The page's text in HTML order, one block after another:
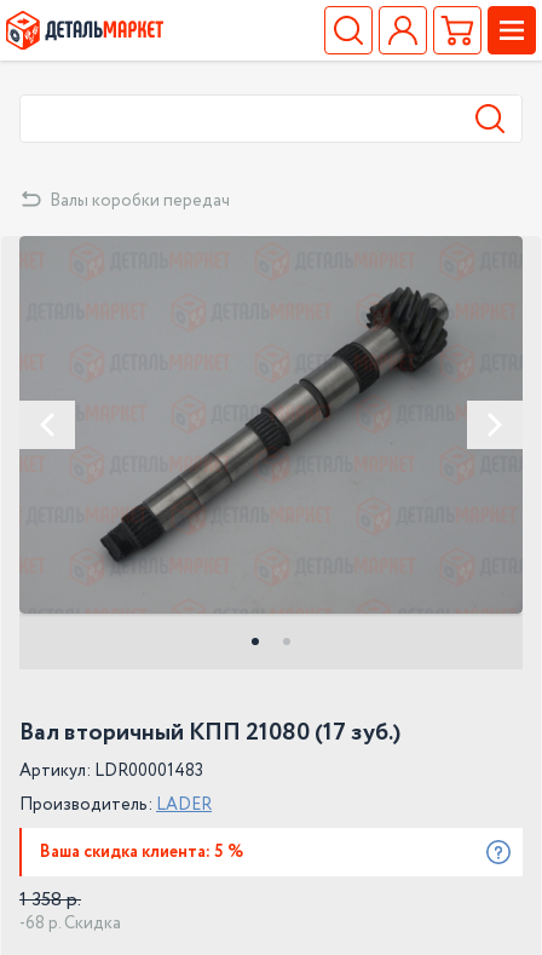
Валы коробки передач
Вал вторичный КПП 21080 (17 зуб.)
Артикул: LDR00001483
Производитель: LADER
Ваша скидка клиента: 5 %
1 358 р.
-68 р. Скидка